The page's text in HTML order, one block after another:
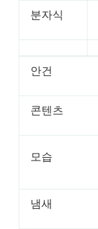
분자식
안건
콘텐츠
모습
냄새